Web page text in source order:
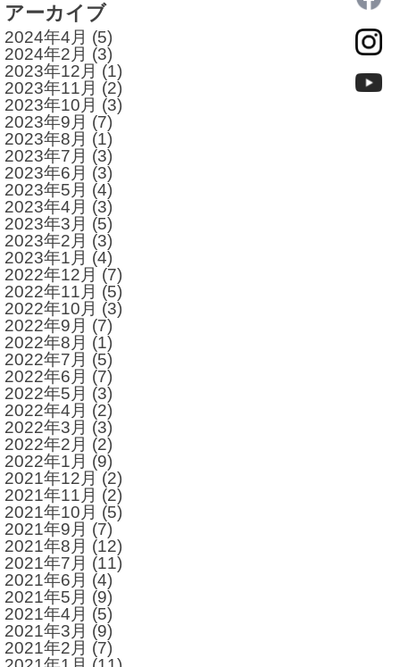
アーカイブ
2024年4月 (5)
2024年2月 (3)
2023年12月 (1)
2023年11月 (2)
2023年10月 (3)
2023年9月 (7)
2023年8月 (1)
2023年7月 (3)
2023年6月 (3)
2023年5月 (4)
2023年4月 (3)
2023年3月 (5)
2023年2月 (3)
2023年1月 (4)
2022年12月 (7)
2022年11月 (5)
2022年10月 (3)
2022年9月 (7)
2022年8月 (1)
2022年7月 (5)
2022年6月 (7)
2022年5月 (3)
2022年4月 (2)
2022年3月 (3)
2022年2月 (2)
2022年1月 (9)
2021年12月 (2)
2021年11月 (2)
2021年10月 (5)
2021年9月 (7)
2021年8月 (12)
2021年7月 (11)
2021年6月 (4)
2021年5月 (9)
2021年4月 (5)
2021年3月 (9)
2021年2月 (7)